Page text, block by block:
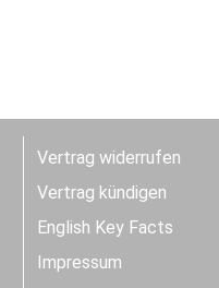
Vertrag widerrufen
Vertrag kündigen
English Key Facts
Impressum